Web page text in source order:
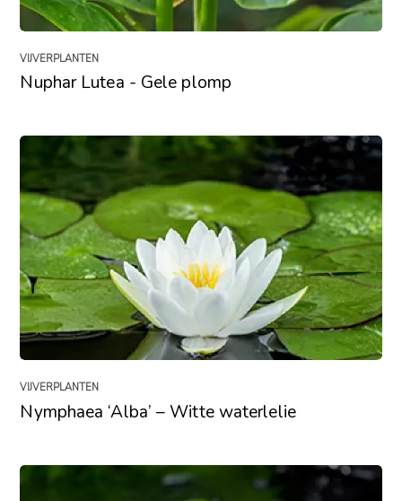
VIJVERPLANTEN
Nuphar Lutea - Gele plomp
VIJVERPLANTEN
Nymphaea ‘Alba’ – Witte waterlelie